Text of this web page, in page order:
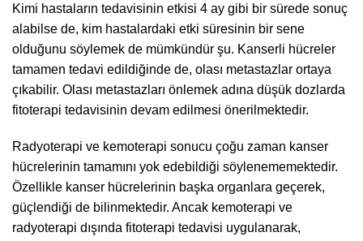
Kimi hastaların tedavisinin etkisi 4 ay gibi bir sürede sonuç
alabilse de, kim hastalardaki etki süresinin bir sene
olduğunu söylemek de mümkündür şu. Kanserli hücreler
tamamen tedavi edildiğinde de, olası metastazlar ortaya
çıkabilir. Olası metastazları önlemek adına düşük dozlarda
fitoterapi tedavisinin devam edilmesi önerilmektedir.
Radyoterapi ve kemoterapi sonucu çoğu zaman kanser
hücrelerinin tamamını yok edebildiği söylenememektedir.
Özellikle kanser hücrelerinin başka organlara geçerek,
güçlendiği de bilinmektedir. Ancak kemoterapi ve
radyoterapi dışında fitoterapi tedavisi uygulanarak,